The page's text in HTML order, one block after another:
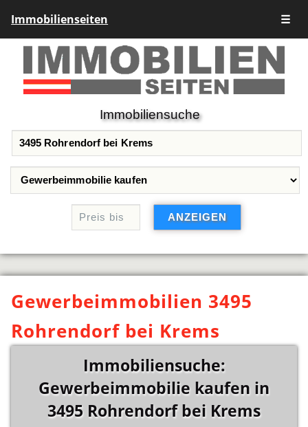
Immobilienseiten ☰
Immobiliensuche
Gewerbeimmobilien 3495
Rohrendorf bei Krems
Immobiliensuche:
Gewerbeimmobilie kaufen in
3495 Rohrendorf bei Krems